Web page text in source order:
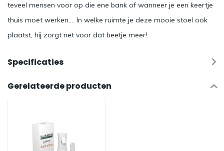
teveel mensen voor op die ene bank of wanneer je een keertje
thuis moet werken.... In welke ruimte je deze mooie stoel ook
plaatst, hij zorgt net voor dat beetje meer!
Specificaties
Gerelateerde producten